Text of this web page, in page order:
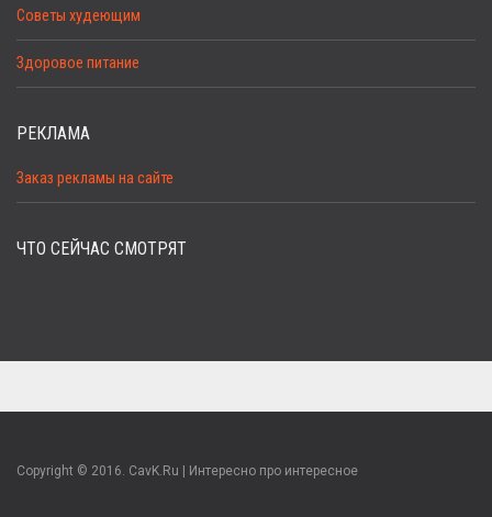
Советы худеющим
Здоровое питание
РЕКЛАМА
Заказ рекламы на сайте
ЧТО СЕЙЧАС СМОТРЯТ
Copyright © 2016. CavK.Ru | Интересно про интересное